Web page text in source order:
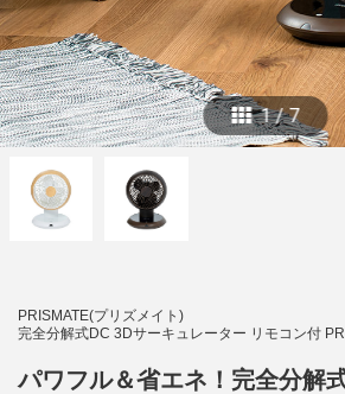
PRISMATE(プリズメイト)
完全分解式DC 3Dサーキュレーター リモコン付
パワフル＆省エネ！完全分解
1/7